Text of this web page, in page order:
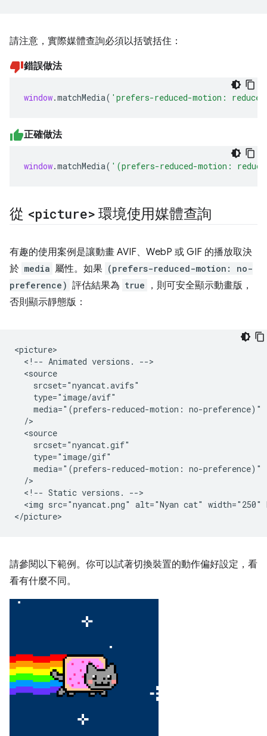
請注意，實際媒體查詢必須以括號括住：
錯誤做法
window.matchMedia( 'prefers-reduced-motion: reduce'
正確做法
window.matchMedia( '(prefers-reduced-motion:
從 <picture> 環境使用媒體查詢
有趣的使用案例是讓動畫 AVIF、WebP 或 GIF 的播放取決
於 media 屬性。如果 (prefers-reduced-motion: no-
preference) 評估結果為 true
，則可安全顯示動畫版，
否則顯示靜態版：
<picture>
  <!-- Animated versions. -->
  <source
    srcset="nyancat.avifs"
    type="image/avif"
    media="(prefers-reduced-motion: no-preference)"
  />
  <source
    srcset="nyancat.gif"
    type="image/gif"
    media="(prefers-reduced-motion: no-preference)"
  />
  <!-- Static versions. -->
<img src="nyancat.png" alt="Nyan cat" width="250"
請參閱以下範例。你可以試著切換裝置的動作偏好設定，看
看有什麼不同。